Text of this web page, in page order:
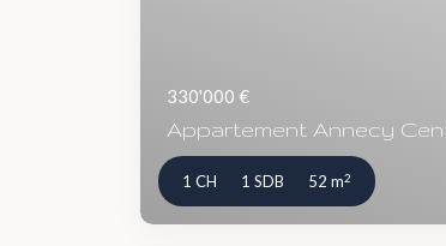
330'000 €
Appartement Annecy
1 CH 1 SDB 52 m2